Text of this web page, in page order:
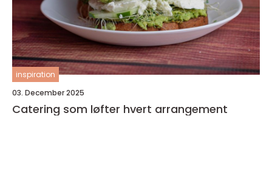
inspiration
03. December 2025
Catering som løfter hvert arrangement